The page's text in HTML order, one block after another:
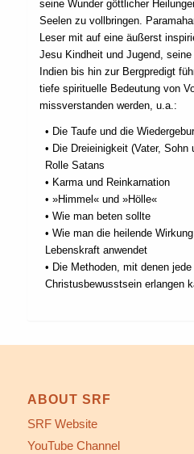
seine Wunder göttlicher
Seelen zu vollbringen.
Leser mit auf eine äußerst
Jesu Kindheit und Jugend,
Indien bis hin zur Bergpredigt
tiefe spirituelle Bedeutung von
missverstanden werden, u.a.:
• Die Taufe und die
• Die Dreieinigkeit (Vater,
Rolle Satans
• Karma und Reinkarnation
• »Himmel« und »Hölle«
• Wie man beten sollte
• Wie man die heilende
Lebenskraft anwendet
• Die Methoden, mit denen
Christusbewusstsein erlangen
ABOUT SRF
SRF Website
YouTube Channel